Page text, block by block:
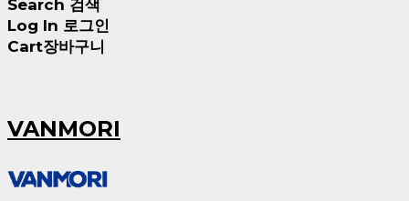
Search 검색
Log In 로그인
Cart장바구니
VANMORI